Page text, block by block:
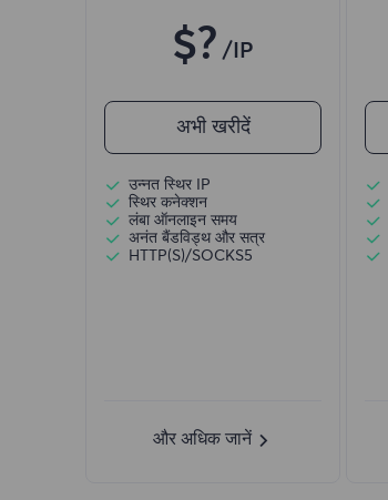
$? /IP
अभी खरीदें
उन्नत स्थिर IP
स्थिर कनेक्शन
लंबा ऑनलाइन समय
अनंत बैंडविड्थ और सत्र
HTTP(S)/SOCKS5
और अधिक जानें